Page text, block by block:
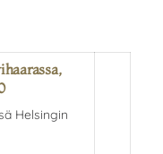
Helsingin